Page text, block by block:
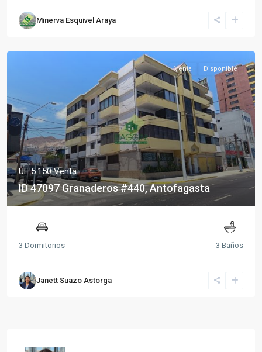
Minerva Esquivel Araya
Venta Disponible
UF 5.150Venta
ID 47097 Granaderos #440, Antofagasta
3 Dormitorios 3 Baños
Janett Suazo Astorga